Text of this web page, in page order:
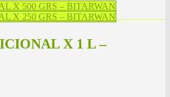
X 500 GRS – BITARWAN
X 250 GRS – BITARWAN
X 1 L –